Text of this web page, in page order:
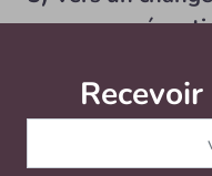
cours en
Le paysage
nous ne pourrons